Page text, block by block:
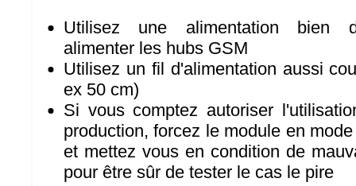
Utilisez une alimentation bien
alimenter les hubs GSM
Utilisez un fil d'alimentation aussi
ex 50 cm)
Si vous comptez autoriser
production, forcez le module en
et mettez vous en condition de
pour être sûr de tester le cas le pire